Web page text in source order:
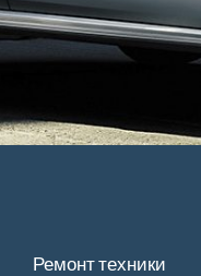
Ремонт техники